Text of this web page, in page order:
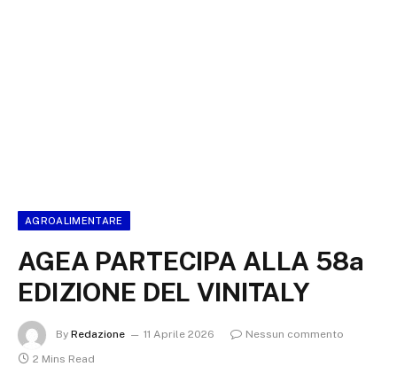
AGROALIMENTARE
AGEA PARTECIPA ALLA 58a
EDIZIONE DEL VINITALY
By Redazione 11 Aprile 2026
Nessun commento
2 Mins Read